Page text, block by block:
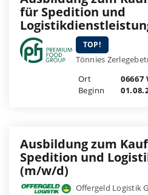
für Spedition und
TOP!
Tönnies
Ort
Beginn
Ausbildung zum
Spedition und
(m/w/d)
Offergeld Logistik